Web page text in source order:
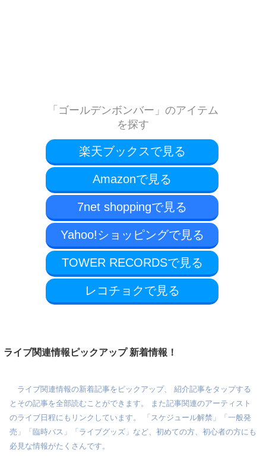
「ゴールデンボンバー」のアイテム
を探す
楽天ブックスで見る
Amazonで見る
7net shoppingで見る
Yahoo!ショッピングで見る
TOWER RECORDSで見る
レコチョクで見る
ライブ関連情報ピックアップ 新着情報！
ライブ関連情報の新着記事をピックアップ、 紹介記事をタップする
とその記事を全部読むことができます。 また記事関連のアーティスト
のライブ日程にもリンクしています。 「スケジュール解禁」「一般発
売」「臨時バス」「ライブグッズ」など、初めての方、初心者の方にも
必見な情報がたくさんです。